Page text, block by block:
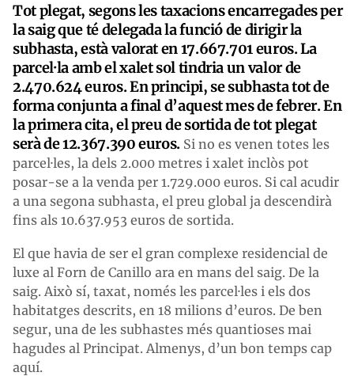
Tot plegat, segons les taxacions encarregades per
la saig que té delegada la funció de dirigir la
subhasta, està valorat en 17.667.701 euros. La
parcel·la amb el xalet sol tindria un valor de
2.470.624 euros. En principi, se subhasta tot de
forma conjunta a final d’aquest mes de febrer. En
la primera cita, el preu de sortida de tot plegat
serà de 12.367.390 euros. Si no es venen totes les
parcel·les, la dels 2.000 metres i xalet inclòs pot
posar-se a la venda per 1.729.000 euros. Si cal acudir
a una segona subhasta, el preu global ja descendirà
fins als 10.637.953 euros de sortida.
El que havia de ser el gran complexe residencial de
luxe al Forn de Canillo ara en mans del saig. De la
saig. Això sí, taxat, només les parcel·les i els dos
habitatges descrits, en 18 milions d’euros. De ben
segur, una de les subhastes més quantioses mai
hagudes al Principat. Almenys, d’un bon temps cap
aquí.